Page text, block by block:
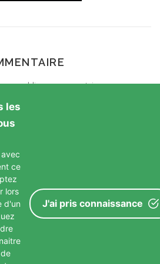
publier un commentaire.
LE CONTACT
les
ce
lors
d'un
J'ai pris connaissance